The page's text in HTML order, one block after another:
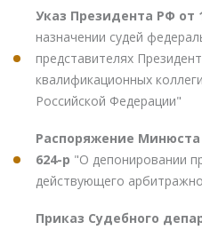
Указ Президента РФ от
назначении судей
представителях
квалификационных
Российской Федерации"
Распоряжение Минюста
624-р "О депонировании
действующего
Приказ Судебного